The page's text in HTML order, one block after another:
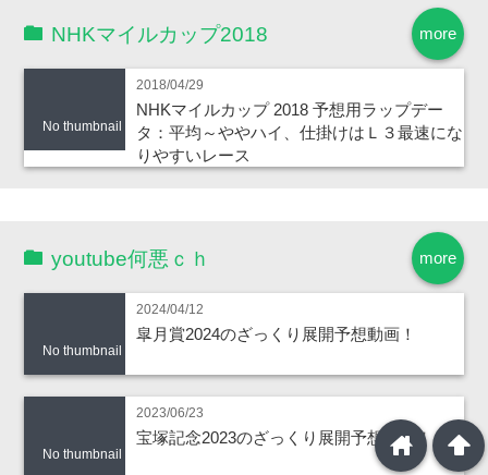
more
NHKマイルカップ2018
No thumbnail
2018/04/29
NHKマイルカップ 2018 予想用ラップデー
タ：平均～ややハイ、仕掛けはＬ３最速にな
りやすいレース
more
youtube何悪ｃｈ
No thumbnail
2024/04/12
皐月賞2024のざっくり展開予想動画！
No thumbnail
2023/06/23
宝塚記念2023のざっくり展開予想動画！ arrowup
home